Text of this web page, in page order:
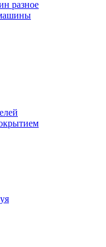
разное